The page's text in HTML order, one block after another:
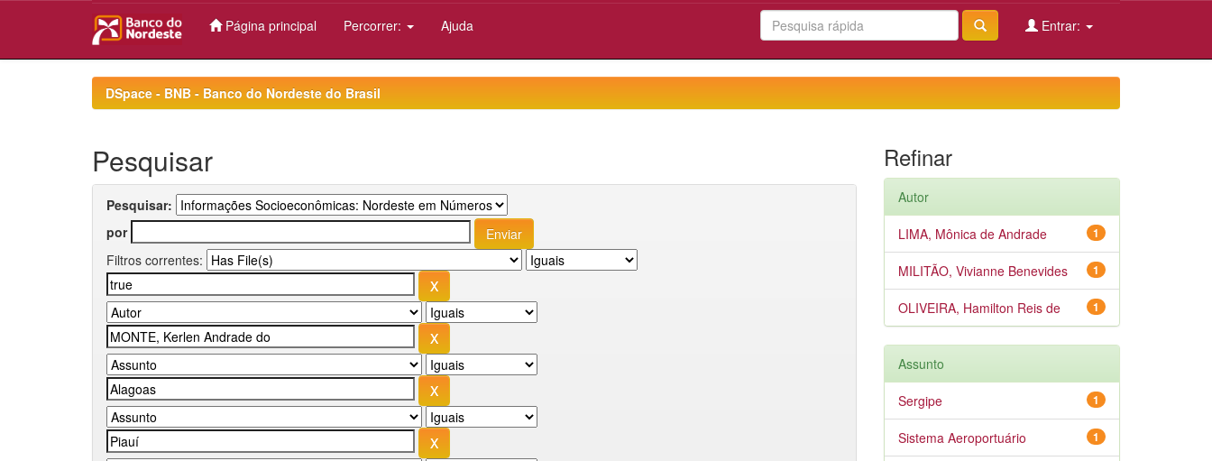
Página principal Percorrer: Ajuda Entrar:
DSpace - BNB - Banco do Nordeste do Brasil
Pesquisar
Pesquisar:
por
Filtros correntes:
Refinar
Autor
1
LIMA, Mônica de Andrade
1
MILITÃO, Vivianne Benevides
1
OLIVEIRA, Hamilton Reis de
Assunto
1
Sergipe
1
Sistema Aeroportuário